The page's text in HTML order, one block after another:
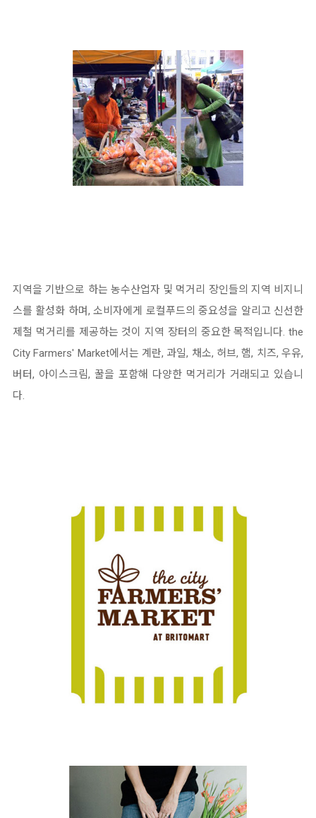
지역을 기반으로 하는 농수산업자 및 먹거리 장인들의 지역 비지니
스를 활성화 하며, 소비자에게 로컬푸드의 중요성을 알리고 신선한
제철 먹거리를 제공하는 것이 지역 장터의 중요한 목적입니다. the
City Farmers' Market에서는 계란, 과일, 채소, 허브, 햄, 치즈, 우유,
버터, 아이스크림, 꿀을 포함해 다양한 먹거리가 거래되고 있습니
다.